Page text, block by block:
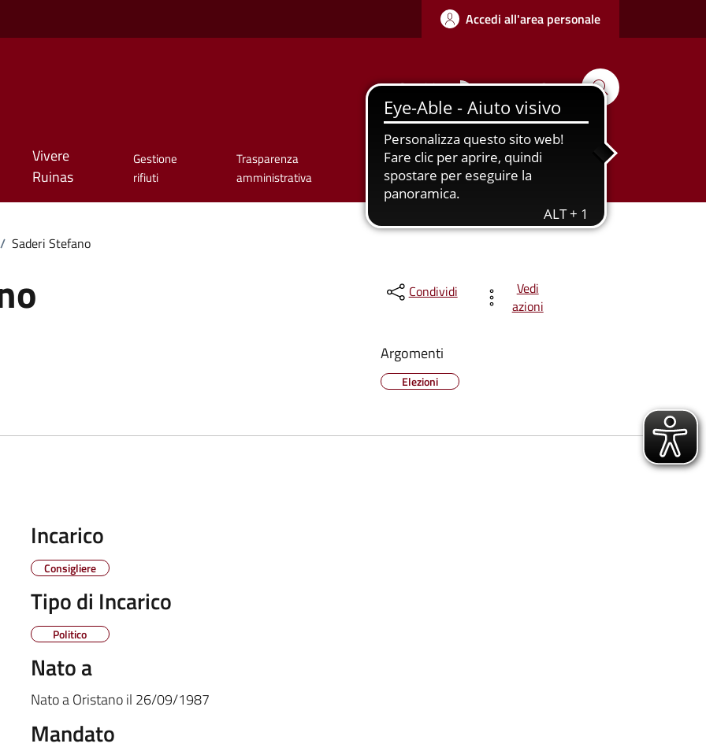
Accedi all'area personale
Seguici su Cerca
Vivere
Ruinas
Gestione
rifiuti
Trasparenza
amministrativa
Urbanizzazione
Tutti gli
argomenti...
/ Saderi Stefano
Condividi
Vedi
azioni
Argomenti
Elezioni
Incarico
Consigliere
Tipo di Incarico
Politico
Nato a
Nato aOristanoil 26/09/1987
Mandato